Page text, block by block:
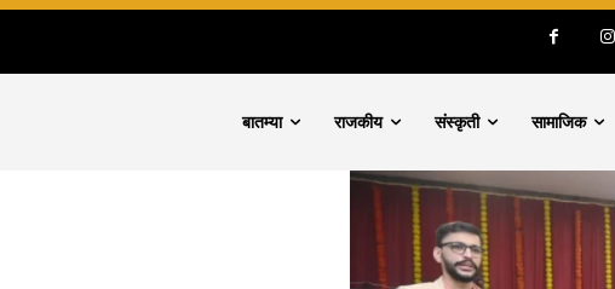
बातम्या राजकीय संस्कृती सामाजिक